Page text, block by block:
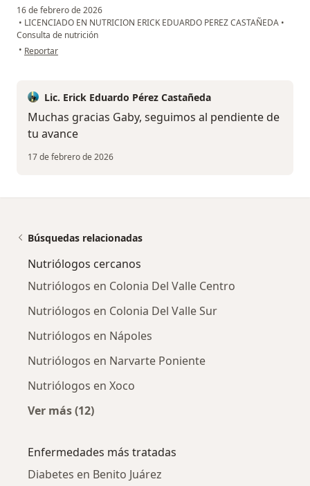
16 de febrero de 2026
• LICENCIADO EN NUTRICION ERICK EDUARDO PEREZ CASTAÑEDA •
Consulta de nutrición
• en opinión del usuario Gabriela Rivas
Reportar
Lic. Erick Eduardo Pérez Castañeda
Muchas gracias Gaby, seguimos al pendiente de
tu avance
17 de febrero de 2026
Búsquedas relacionadas
Nutriólogos cercanos
Nutriólogos en Colonia Del Valle Centro
Nutriólogos en Colonia Del Valle Sur
Nutriólogos en Nápoles
Nutriólogos en Narvarte Poniente
Nutriólogos en Xoco
Ver más (12)
Enfermedades más tratadas
Diabetes en Benito Juárez